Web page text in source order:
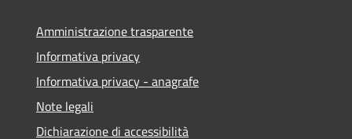
Amministrazione trasparente
Informativa privacy
Informativa privacy - anagrafe
Note legali
Dichiarazione di accessibilità